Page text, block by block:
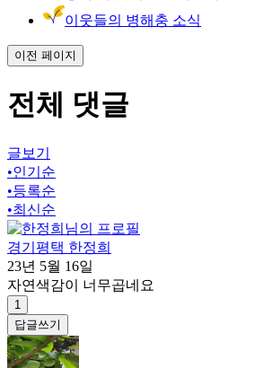
이웃들의 병해충 소식
이전 페이지
전체 댓글
글보기
•인기순
•등록순
•최신순
경기평택 한정희
23년 5월 16일
자연색감이 너무곱네요
1
답글쓰기